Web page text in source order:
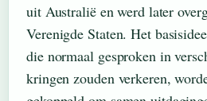
uit Australië en werd later
Verenigde Staten. Het
die normaal gesproken in
kringen zouden verkeren,